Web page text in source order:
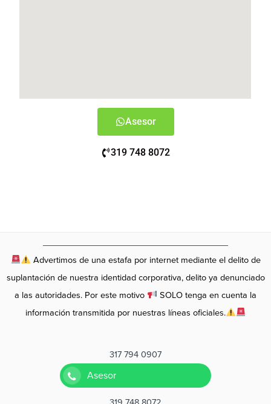
Asesor
319 748 8072
Advertimos de una estafa por internet mediante el delito de
suplantación de nuestra identidad corporativa, delito ya denunciado
a las autoridades. Por este motivo
SOLO tenga en cuenta la
información transmitida por nuestras líneas oficiales.
317 794 0907
Asesor